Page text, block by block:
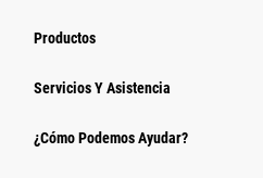
Productos
Servicios Y Asistencia
¿Cómo Podemos Ayudar?